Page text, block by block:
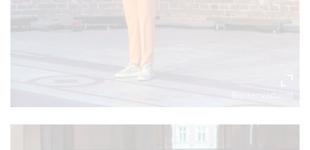
Bankenverband